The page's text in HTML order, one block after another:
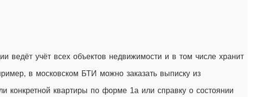
ведёт учёт всех объектов недвижимости и в том числе хранит
в московском БТИ можно заказать выписку из
конкретной квартиры по форме 1а или справку о состоянии